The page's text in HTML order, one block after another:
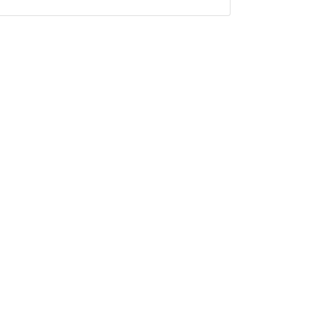
творах письменника здатні
персонажа, його вчинків і дій, у
дискурсивний маркер
Educational and Scientific